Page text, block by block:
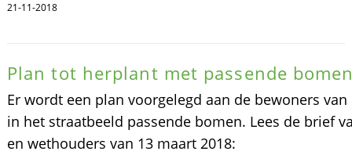
21-11-2018
Plan tot herplant met passende
Er wordt een plan voorgelegd aan de bewoners
in het straatbeeld passende bomen. Lees de brief
en wethouders van 13 maart 2018: